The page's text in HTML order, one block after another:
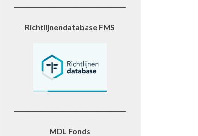
Richtlijnendatabase FMS
MDL Fonds